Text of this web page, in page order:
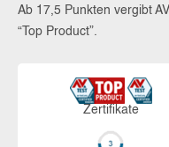
Ab 17,5 Punkten vergibt
“Top Product”.
Zerti­fikate